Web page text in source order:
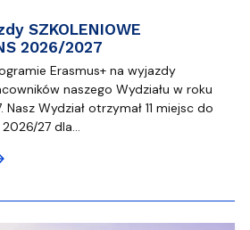
SZKOLENIOWE
2026/2027
Erasmus+ na wyjazdy
naszego Wydziału w roku
Wydział otrzymał 11 miejsc do
27 dla…